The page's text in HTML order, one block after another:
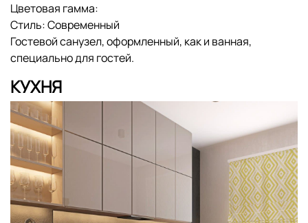
Цветовая гамма:
Стиль:Современный
Гостевой санузел, оформленный, как и ванная,
специально для гостей.
КУХНЯ